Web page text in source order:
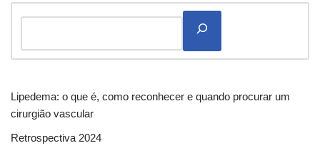
Lipedema: o que é, como reconhecer e quando procurar um
cirurgião vascular
Retrospectiva 2024